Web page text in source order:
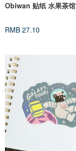
Obiwan 贴纸 水果茶馆
RMB 27.10